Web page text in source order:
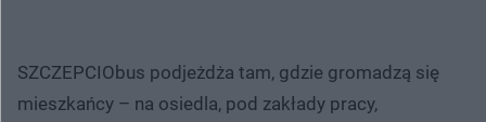
SZCZEPCIObus podjeżdża tam, gdzie gromadzą się
mieszkańcy – na osiedla, pod zakłady pracy,